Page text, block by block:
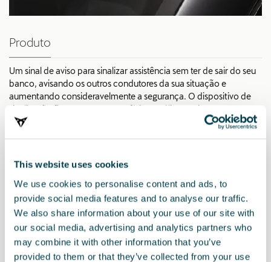
This website uses cookies
We use cookies to personalise content and ads, to
provide social media features and to analyse our traffic.
We also share information about your use of our site with
our social media, advertising and analytics partners who
may combine it with other information that you’ve
provided to them or that they’ve collected from your use
Produto
Um sinal de aviso para sinalizar assistência sem ter de sair do seu
banco, avisando os outros condutores da sua situação e
aumentando consideravelmente a segurança. O dispositivo de
sinalização fixa-se a uma superfície metálica e ativa-se
automaticamente. Mantenha as suas mãos livres utilizando-o em
Imprimir
* Antes de instalar um acessório no seu veículo, leia sempre as
recomendações que constam